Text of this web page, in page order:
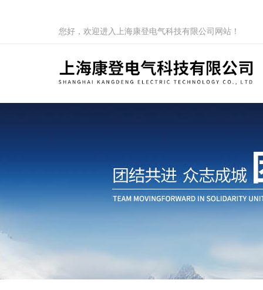
您好，欢迎进入上海康登电气科技有限公司网站！